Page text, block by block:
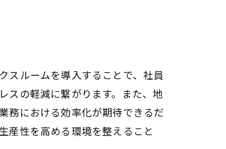
スルームを導入することで、社員
スの軽減に繋がります。また、地
務における効率化が期待できるだ
産性を高める環境を整えること